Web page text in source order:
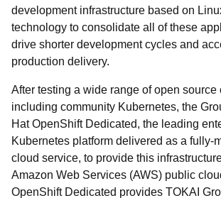
development infrastructure based on
technology to consolidate all of these
drive shorter development cycles and
production delivery.
After testing a wide range of open source
including community Kubernetes, the
Hat OpenShift Dedicated, the leading
Kubernetes platform delivered as a fully-
cloud service, to provide this
Amazon Web Services (AWS) public
OpenShift Dedicated provides TOKAI